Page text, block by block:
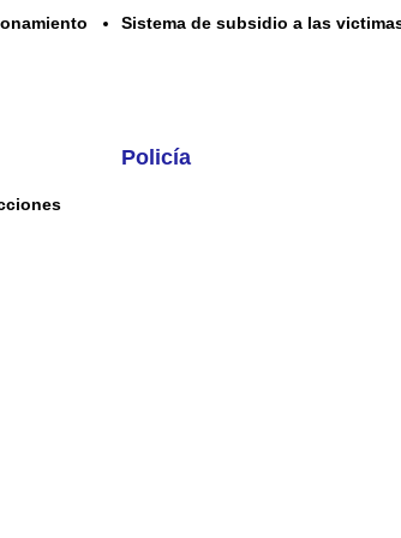
Sistema de subsidio a las
Policía